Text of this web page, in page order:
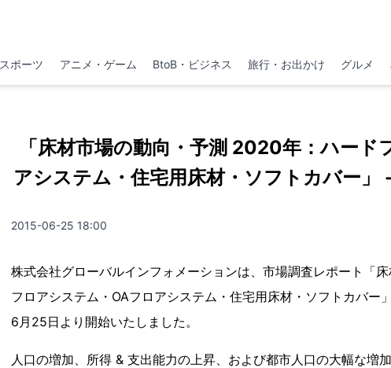
スポーツ アニメ・ゲーム BtoB・ビジネス 旅行・お出かけ グルメ
「床材市場の動向・予測 2020年：ハー
アシステム・住宅用床材・ソフトカバー」
2015-06-25 18:00
株式会社グローバルインフォメーションは、市場調査レポート「
フロアシステム・OAフロアシステム・住宅用床材・ソフトカバ
6月25日より開始いたしました。
人口の増加、所得 & 支出能力の上昇、および都市人口の大幅な増